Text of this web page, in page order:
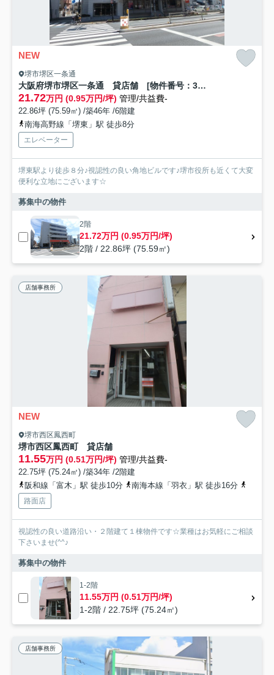
NEW
堺市堺区一条通
大阪府堺市堺区一条通 貸店舗 [物件番号：306192]
21.72万円 (0.95万円/坪) 管理/共益費-
22.86坪 (75.59㎡) /築46年 /6階建
南海高野線「堺東」駅 徒歩8分
エレベーター
堺東駅より徒歩８分♪視認性の良い角地ビルです♪堺市役所も近くて大変
便利な立地にございます☆
募集中の物件
2階
21.72万円 (0.95万円/坪)
2階 / 22.86坪 (75.59㎡)
店舗事務所
NEW
堺市西区鳳西町
堺市西区鳳西町 貸店舗
11.55万円 (0.51万円/坪) 管理/共益費-
22.75坪 (75.24㎡) /築34年 /2階建
阪和線「富木」駅 徒歩10分
南海本線「羽衣」駅 徒歩16分
路面店
視認性の良い道路沿い・２階建て１棟物件です☆業種はお気軽にご相談
下さいませ(^^♪
募集中の物件
1-2階
11.55万円 (0.51万円/坪)
1-2階 / 22.75坪 (75.24㎡)
店舗事務所